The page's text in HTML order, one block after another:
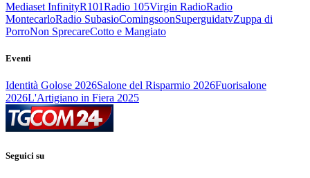
Mediaset InfinityR101Radio 105Virgin RadioRadio
MontecarloRadio SubasioComingsoonSuperguidatvZuppa di
PorroNon SprecareCotto e Mangiato
Eventi
Identità Golose 2026Salone del Risparmio 2026Fuorisalone
2026L'Artigiano in Fiera 2025
Seguici su